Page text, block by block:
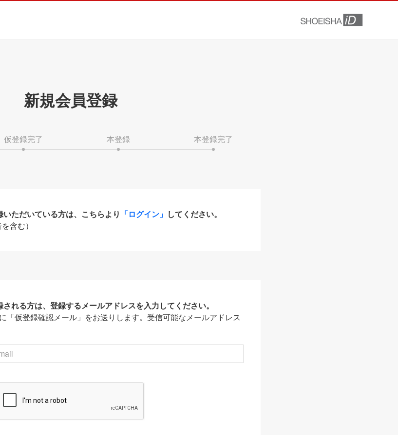
新規会員登録
仮登録完了 本登録 本登録完了
ただいている方は、こちらより 「ログイン」 してください。
含む）
れる方は、登録するメールアドレスを入力してください。
「仮登録確認メール」をお送りします。受信可能なメールアドレス